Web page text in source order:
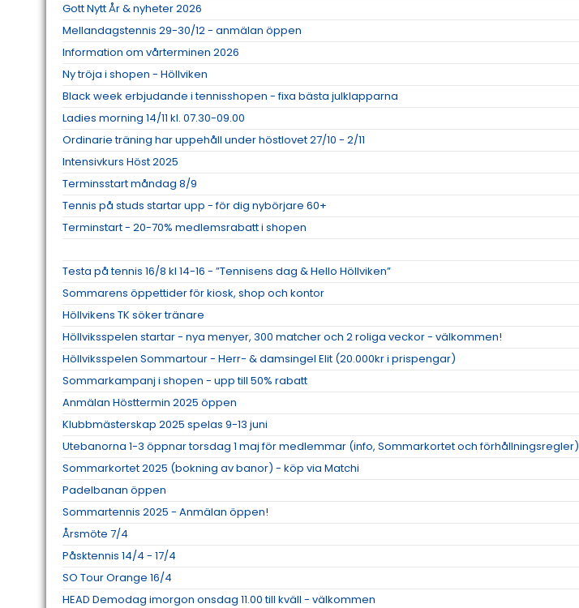
Gott Nytt År & nyheter 2026
Mellandagstennis 29-30/12 - anmälan öppen
Information om vårterminen 2026
Ny tröja i shopen - Höllviken
Black week erbjudande i tennisshopen - fixa bästa julklapparna
Ladies morning 14/11 kl. 07.30-09.00
Ordinarie träning har uppehåll under höstlovet 27/10 - 2/11
Intensivkurs Höst 2025
Terminsstart måndag 8/9
Tennis på studs startar upp - för dig nybörjare 60+
Terminstart - 20-70% medlemsrabatt i shopen
Testa på tennis 16/8 kl 14-16 - ”Tennisens dag & Hello Höllviken”
Sommarens öppettider för kiosk, shop och kontor
Höllvikens TK söker tränare
Höllviksspelen startar - nya menyer, 300 matcher och 2 roliga veckor - välkommen!
Höllviksspelen Sommartour - Herr- & damsingel Elit (20.000kr i prispengar)
Sommarkampanj i shopen - upp till 50% rabatt
Anmälan Hösttermin 2025 öppen
Klubbmästerskap 2025 spelas 9-13 juni
Utebanorna 1-3 öppnar torsdag 1 maj för medlemmar (info, Sommarkortet och förhållningsregler)
Sommarkortet 2025 (bokning av banor) - köp via Matchi
Padelbanan öppen
Sommartennis 2025 - Anmälan öppen!
Årsmöte 7/4
Påsktennis 14/4 - 17/4
SO Tour Orange 16/4
HEAD Demodag imorgon onsdag 11.00 till kväll - välkommen